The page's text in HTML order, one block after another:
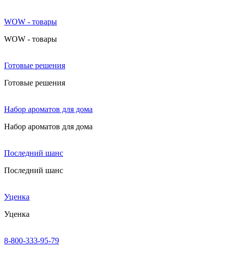
WOW - товары
WOW - товары
Готовые решения
Готовые решения
Набор ароматов для дома
Набор ароматов для дома
Последний шанс
Последний шанс
Уценка
Уценка
8-800-333-95-79